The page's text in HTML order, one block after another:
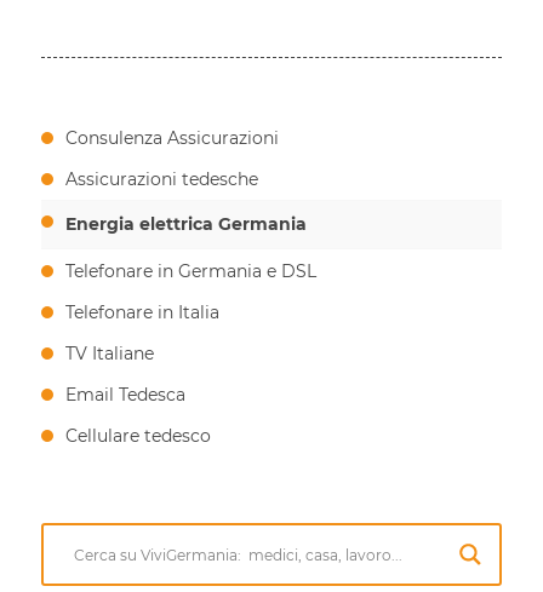
Consulenza Assicurazioni
Assicurazioni tedesche
Energia elettrica Germania
Telefonare in Germania e DSL
Telefonare in Italia
TV Italiane
Email Tedesca
Cellulare tedesco